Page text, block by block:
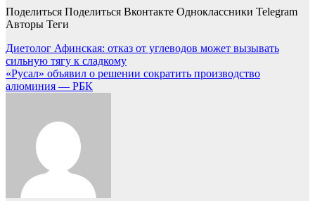
Поделиться Поделиться Вконтакте Одноклассники Telegram
Авторы Теги
Навигация
по
записям
Диетолог Афинская: отказ от углеводов может вызывать
сильную тягу к сладкому
«Русал» объявил о решении сократить производство
алюминия — РБК